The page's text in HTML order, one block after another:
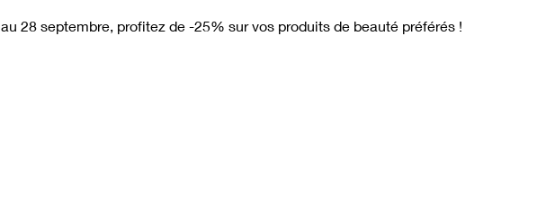
28 septembre, profitez de -25% sur vos produits de beauté préférés !